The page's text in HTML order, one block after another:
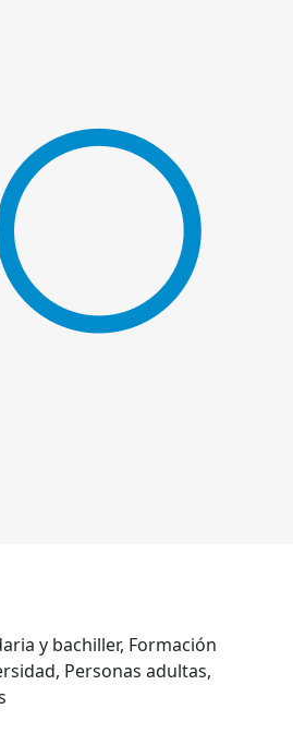
y bachiller, Formación
Personas adultas,